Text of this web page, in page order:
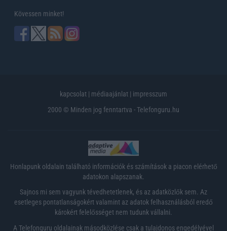
Kövessen minket!
kapcsolat | médiaajánlat | impresszum
2000 © Minden jog fenntartva - Telefonguru.hu
Honlapunk oldalain található információk és számítások a piacon elérhető
adatokon alapszanak.
Sajnos mi sem vagyunk tévedhetetlenek, és az adatközlők sem. Az
esetleges pontatlanságokért valamint az adatok felhasználásból eredő
károkért felelősséget nem tudunk vállalni.
A Telefonguru oldalainak másodközlése csak a tulajdonos engedélyével